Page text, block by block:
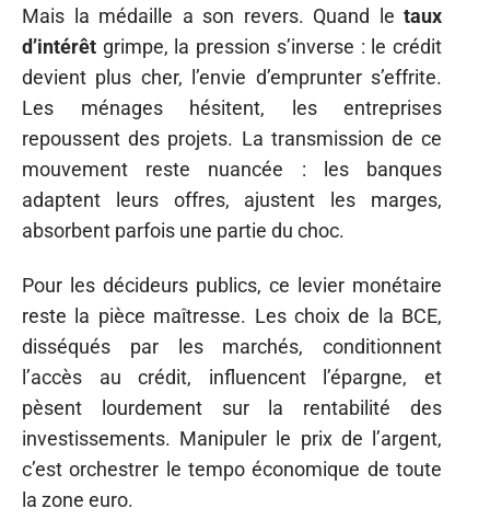
Mais la médaille a son revers. Quand le taux
d’intérêt grimpe, la pression s’inverse : le crédit
devient plus cher, l’envie d’emprunter s’effrite.
Les ménages hésitent, les entreprises
repoussent des projets. La transmission de ce
mouvement reste nuancée : les banques
adaptent leurs offres, ajustent les marges,
absorbent parfois une partie du choc.
Pour les décideurs publics, ce levier monétaire
reste la pièce maîtresse. Les choix de la BCE,
disséqués par les marchés, conditionnent
l’accès au crédit, influencent l’épargne, et
pèsent lourdement sur la rentabilité des
investissements. Manipuler le prix de l’argent,
c’est orchestrer le tempo économique de toute
la zone euro.